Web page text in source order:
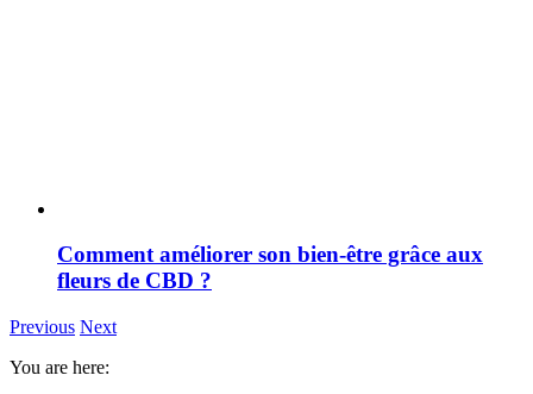
Comment améliorer son bien-être grâce aux
fleurs de CBD ?
Previous Next
You are here: